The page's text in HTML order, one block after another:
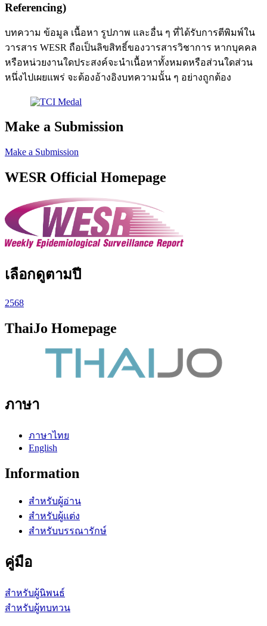
Referencing)
บทความ ข้อมูล เนื้อหา รูปภาพ และอื่น ๆ ที่ได้รับการตีพิมพ์ใน
วารสาร WESR ถือเป็นลิขสิทธิ์ของวารสารวิชาการ หากบุคคล
หรือหน่วยงานใดประสงค์จะนำเนื้อหาทั้งหมดหรือส่วนใดส่วน
หนึ่งไปเผยแพร่ จะต้องอ้างอิงบทความนั้น ๆ อย่างถูกต้อง
Make a Submission
Make a Submission
WESR Official Homepage
เลือกดูตามปี
2568
ThaiJo Homepage
ภาษา
ภาษาไทย
English
Information
สำหรับผู้อ่าน
สำหรับผู้แต่ง
สำหรับบรรณารักษ์
คู่มือ
สำหรับผู้นิพนธ์
สำหรับผู้ทบทวน